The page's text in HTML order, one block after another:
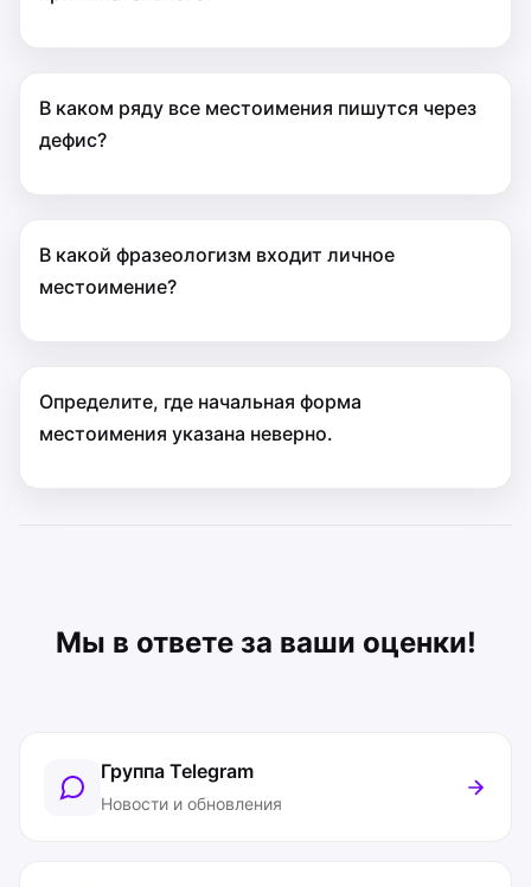
В каком ряду все местоимения пишутся через
дефис?
В какой фразеологизм входит личное
местоимение?
Определите, где начальная форма
местоимения указана неверно.
Мы в ответе за ваши оценки!
Группа Telegram
Новости и обновления